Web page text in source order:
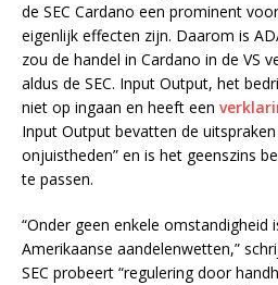
de SEC Cardano een prominent
eigenlijk effecten zijn. Daarom is
zou de handel in Cardano in de VS
aldus de SEC. Input Output, het
niet op ingaan en heeft een
Input Output bevatten de uitspraken
onjuistheden” en is het geenszins
te passen.
“Onder geen enkele omstandigheid
Amerikaanse aandelenwetten,”
SEC probeert “regulering door